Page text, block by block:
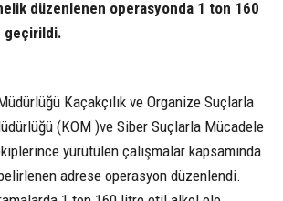
düzenlenen operasyonda 1 ton 160
geçirildi.
Kaçakçılık ve Organize Suçlarla
(KOM )ve Siber Suçlarla Mücadele
yürütülen çalışmalar kapsamında
adrese operasyon düzenlendi.